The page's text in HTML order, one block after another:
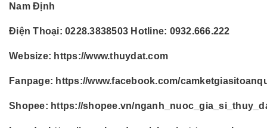
Nam Định
Điện Thoại: 0228.3838503 Hotline: 0932.666.222
Websize: https://www.thuydat.com
Fanpage: https://www.facebook.com/
Shopee: https://shopee.vn/